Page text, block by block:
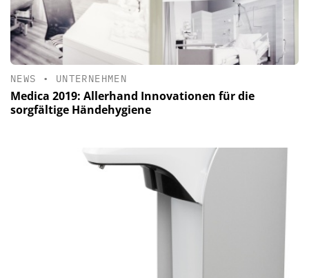
NEWS • UNTERNEHMEN
Medica 2019: Allerhand Innovationen für die
sorgfältige Händehygiene